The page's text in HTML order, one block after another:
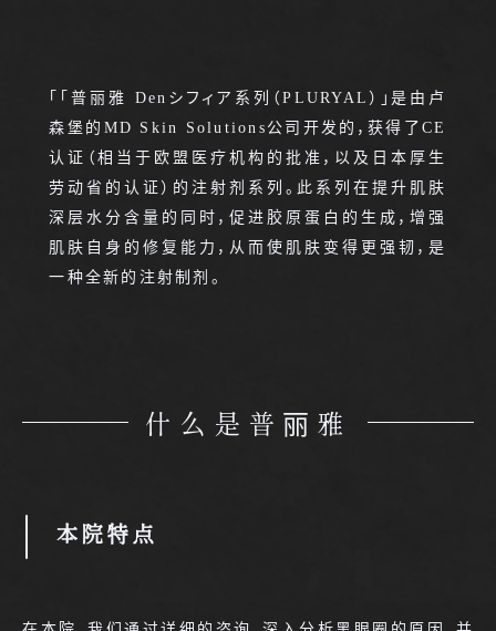
「「普丽雅 Denシフィア系列（PLURYAL）」是由卢
森堡的MD Skin Solutions公司开发的，获得了CE
认证（相当于欧盟医疗机构的批准，以及日本厚生
劳动省的认证）的注射剂系列。此系列在提升肌肤
深层水分含量的同时，促进胶原蛋白的生成，增强
肌肤自身的修复能力，从而使肌肤变得更强韧，是
一种全新的注射制剂。
什么是普丽雅
本院特点